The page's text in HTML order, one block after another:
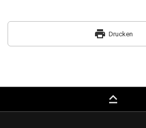
print Drucken
keyboard_capslock